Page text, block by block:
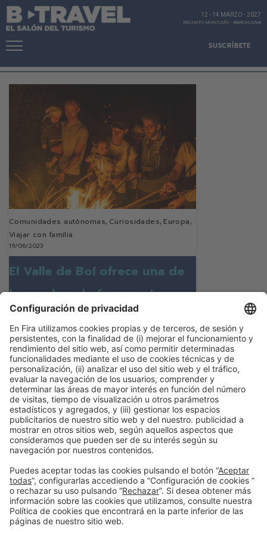
SUSCRÍBETE
12 - 14 MARZO -2027
RECINTO MONTJUÏC - BARCELONA
Comunidades autónomas, Curiosidades, Europa,
Viajar con familia
19/06/2023
El Valle de Boí ofrece una de
las noches de fuego más
mágicas de Cataluña
La noche del 23 de junio se forma un camino
de antorchas que bajan desde la montaña
hasta el centro del pueblo, una tradición que
hay que ver alguna vez en la vida
Continuar leyendo
Información generalAviso legalPolítica de privacidad
Política de cookies